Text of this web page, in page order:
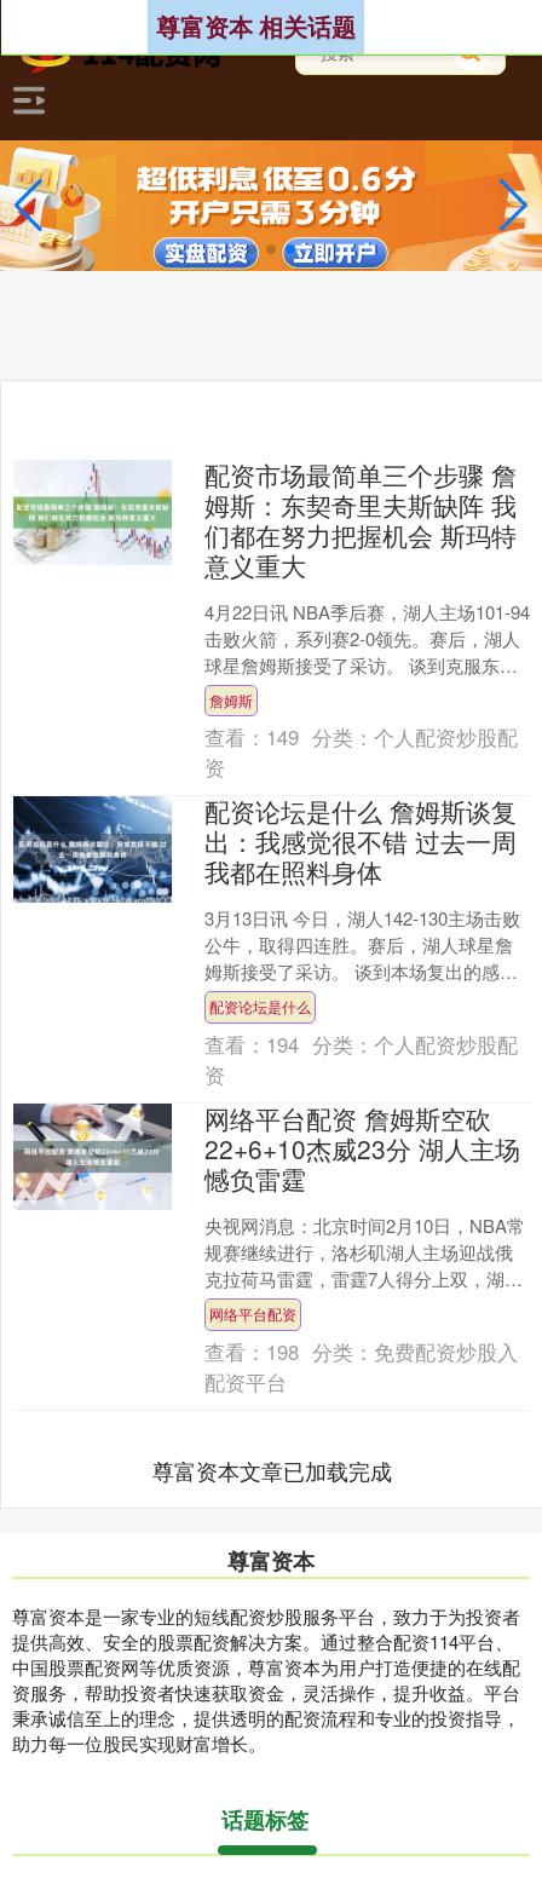
尊富资本 相关话题
配资市场最简单三个步骤 詹
姆斯：东契奇里夫斯缺阵 我
们都在努力把握机会 斯玛特
意义重大
4月22日讯 NBA季后赛，湖人主场101-94
击败火箭，系列赛2-0领先。赛后，湖人
球星詹姆斯接受了采访。 谈到克服东契
奇和里夫斯的缺阵，詹姆斯说：“我们都
需....
詹姆斯
查看： 149 分类：个人配资炒股配
资
配资论坛是什么 詹姆斯谈复
出：我感觉很不错 过去一周
我都在照料身体
3月13日讯 今日，湖人142-130主场击败
公牛，取得四连胜。赛后，湖人球星詹
姆斯接受了采访。 谈到本场复出的感
受，詹姆斯说：“我感觉很不错，当然，
过去一周我....
配资论坛是什么
查看： 194 分类：个人配资炒股配
资
网络平台配资 詹姆斯空砍
22+6+10杰威23分 湖人主场
憾负雷霆
央视网消息：北京时间2月10日，NBA常
规赛继续进行，洛杉矶湖人主场迎战俄
克拉荷马雷霆，雷霆7人得分上双，湖人
末节仅得19分，最终湖人110-119憾负雷
霆。 ....
网络平台配资
查看： 198 分类： 免费配资炒股入
配资平台
尊富资本文章已加载完成
尊富资本
尊富资本是一家专业的短线配资炒股服务平台，致力于为投资者
提供高效、安全的股票配资解决方案。通过整合配资114平台、
中国股票配资网等优质资源，尊富资本为用户打造便捷的在线配
资服务，帮助投资者快速获取资金，灵活操作，提升收益。平台
秉承诚信至上的理念，提供透明的配资流程和专业的投资指导，
助力每一位股民实现财富增长。
话题标签